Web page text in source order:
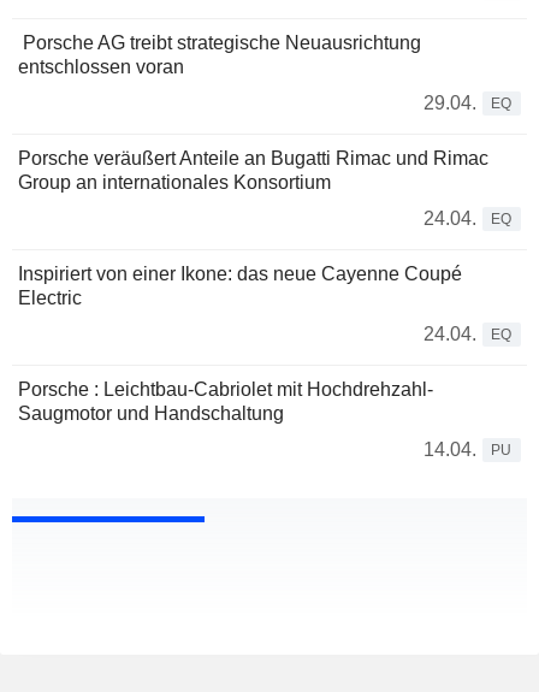
Porsche AG treibt strategische Neuausrichtung
entschlossen voran
29.04.
EQ
Porsche veräußert Anteile an Bugatti Rimac und Rimac
Group an internationales Konsortium
24.04.
EQ
Inspiriert von einer Ikone: das neue Cayenne Coupé
Electric
24.04.
EQ
Porsche : Leichtbau-Cabriolet mit Hochdrehzahl-
Saugmotor und Handschaltung
14.04.
PU